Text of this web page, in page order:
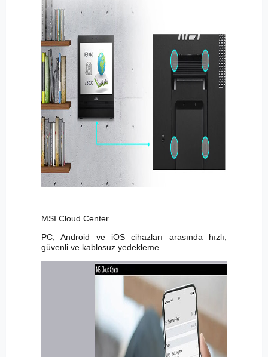
MSI Cloud Center
PC, Android ve iOS cihazları arasında hızlı,
güvenli ve kablosuz yedekleme